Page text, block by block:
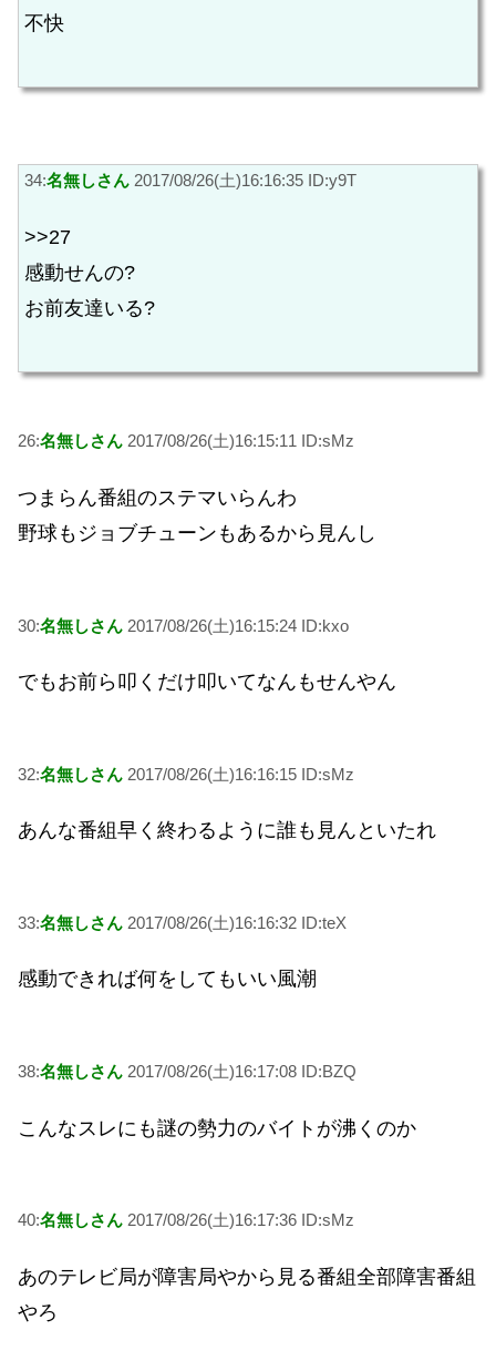
不快
34:名無しさん 2017/08/26(土)16:16:35 ID:y9T
>>27
感動せんの?
お前友達いる?
26:名無しさん 2017/08/26(土)16:15:11 ID:sMz
つまらん番組のステマいらんわ
野球もジョブチューンもあるから見んし
30:名無しさん 2017/08/26(土)16:15:24 ID:kxo
でもお前ら叩くだけ叩いてなんもせんやん
32:名無しさん 2017/08/26(土)16:16:15 ID:sMz
あんな番組早く終わるように誰も見んといたれ
33:名無しさん 2017/08/26(土)16:16:32 ID:teX
感動できれば何をしてもいい風潮
38:名無しさん 2017/08/26(土)16:17:08 ID:BZQ
こんなスレにも謎の勢力のバイトが沸くのか
40:名無しさん 2017/08/26(土)16:17:36 ID:sMz
あのテレビ局が障害局やから見る番組全部障害番組
やろ